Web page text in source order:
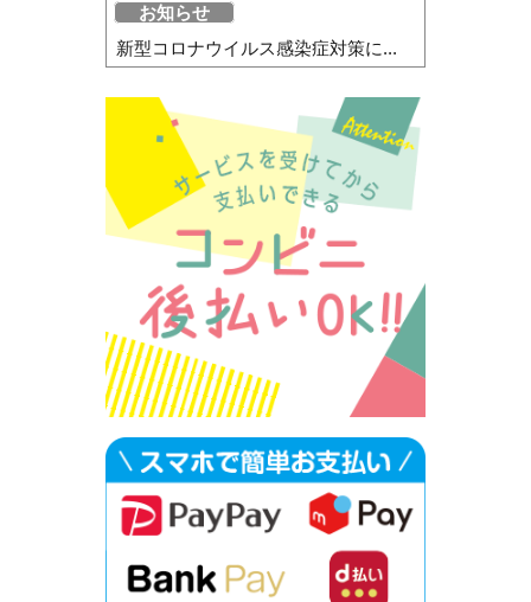
お知らせ
新型コロナウイルス感染症対策に...